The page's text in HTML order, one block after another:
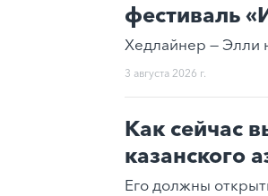
фестиваль
Хедлайнер — Элли
3 августа 2026 г.
Как сейчас
казанского
Его должны